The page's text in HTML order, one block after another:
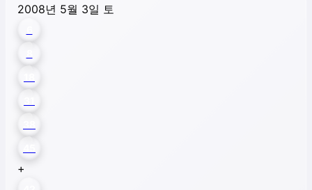
2008년 5월 3일 토
+